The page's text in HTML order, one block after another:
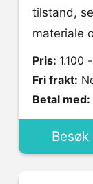
tilstand,
materiale
Pris: 1.100
Fri frakt:
Betal med:
Besøk